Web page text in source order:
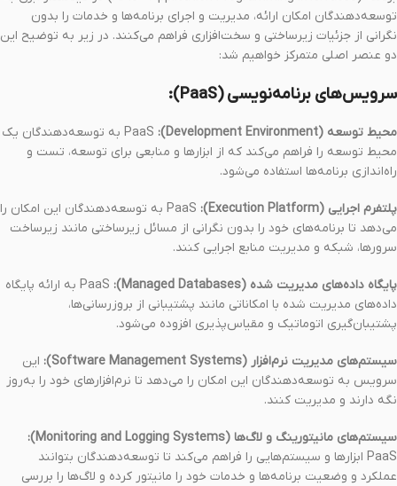
توسعه‌دهندگان امکان ارائه، مدیریت و اجرای برنامه‌ها و خدمات را بدون
نگرانی از جزئیات زیرساختی و سخت‌افزاری فراهم می‌کنند. در زیر به توضیح این
دو عنصر اصلی متمرکز خواهیم شد:
سرویس‌های برنامه‌نویسی (PaaS):
محیط توسعه (Development Environment):
PaaS به توسعه‌دهندگان یک
محیط توسعه را فراهم می‌کند که از ابزارها و منابعی برای توسعه، تست و
راه‌اندازی برنامه‌ها استفاده می‌شود.
پلتفرم اجرایی (Execution Platform):
PaaS به توسعه‌دهندگان این امکان را
می‌دهد تا برنامه‌های خود را بدون نگرانی از مسائل زیرساختی مانند زیرساخت
سرورها، شبکه و مدیریت منابع اجرایی کنند.
پایگاه داده‌های مدیریت شده (Managed Databases):
PaaS به ارائه پایگاه
داده‌های مدیریت شده با امکاناتی مانند پشتیبانی از بروزرسانی‌ها،
پشتیبان‌گیری اتوماتیک و مقیاس‌پذیری افزوده می‌شود.
سیستم‌های مدیریت نرم‌افزار (Software Management Systems):
این
سرویس به توسعه‌دهندگان این امکان را می‌دهد تا نرم‌افزارهای خود را به‌روز
نگه دارند و مدیریت کنند.
سیستم‌های مانیتورینگ و لاگ‌ها (Monitoring and Logging Systems):
PaaS ابزارها و سیستم‌هایی را فراهم می‌کند تا توسعه‌دهندگان بتوانند
عملکرد و وضعیت برنامه‌ها و خدمات خود را مانیتور کرده و لاگ‌ها را بررسی